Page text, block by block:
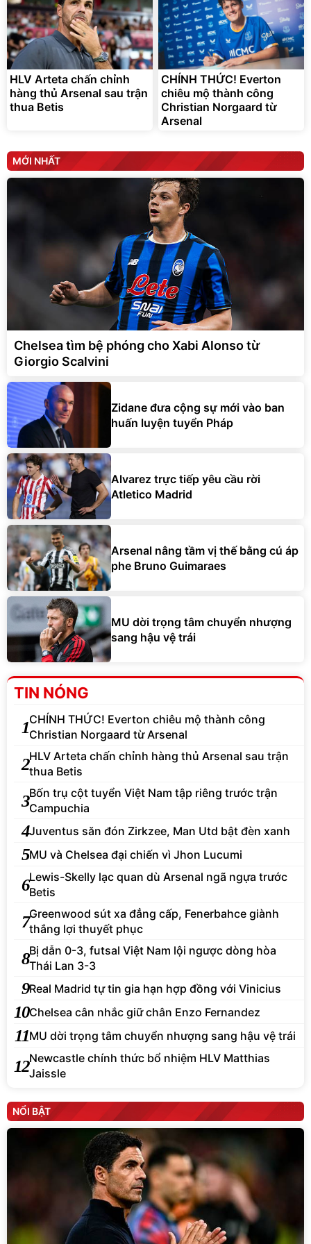
HLV Arteta chấn chỉnh
hàng thủ Arsenal sau trận
thua Betis
CHÍNH THỨC! Everton
chiêu mộ thành công
Christian Norgaard từ
Arsenal
MỚI NHẤT
Chelsea tìm bệ phóng cho Xabi Alonso từ
Giorgio Scalvini
Zidane đưa cộng sự mới vào ban
huấn luyện tuyển Pháp
Alvarez trực tiếp yêu cầu rời
Atletico Madrid
Arsenal nâng tầm vị thế bằng cú áp
phe Bruno Guimaraes
MU dời trọng tâm chuyển nhượng
sang hậu vệ trái
TIN NÓNG
1CHÍNH THỨC! Everton chiêu mộ thành công
Christian Norgaard từ Arsenal
2HLV Arteta chấn chỉnh hàng thủ Arsenal sau trận
thua Betis
3Bốn trụ cột tuyển Việt Nam tập riêng trước trận
Campuchia
4Juventus săn đón Zirkzee, Man Utd bật đèn xanh
5MU và Chelsea đại chiến vì Jhon Lucumi
6Lewis-Skelly lạc quan dù Arsenal ngã ngựa trước
Betis
7Greenwood sút xa đẳng cấp, Fenerbahce giành
thắng lợi thuyết phục
8Bị dẫn 0-3, futsal Việt Nam lội ngược dòng hòa
Thái Lan 3-3
9Real Madrid tự tin gia hạn hợp đồng với Vinicius
10Chelsea cân nhắc giữ chân Enzo Fernandez
11MU dời trọng tâm chuyển nhượng sang hậu vệ trái
12Newcastle chính thức bổ nhiệm HLV Matthias
Jaissle
NỔI BẬT